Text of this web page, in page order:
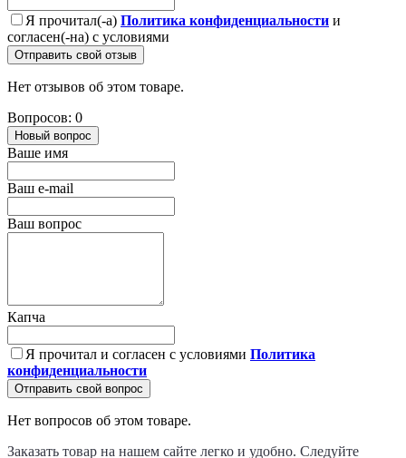
Я прочитал(-а) Политика конфиденциальности и
согласен(-на) с условиями
Отправить свой отзыв
Нет отзывов об этом товаре.
Вопросов: 0
Новый вопрос
Ваше имя
Ваш e-mail
Ваш вопрос
Капча
Я прочитал и согласен с условиями Политика
конфиденциальности
Отправить свой вопрос
Нет вопросов об этом товаре.
Заказать товар на нашем сайте легко и удобно. Следуйте